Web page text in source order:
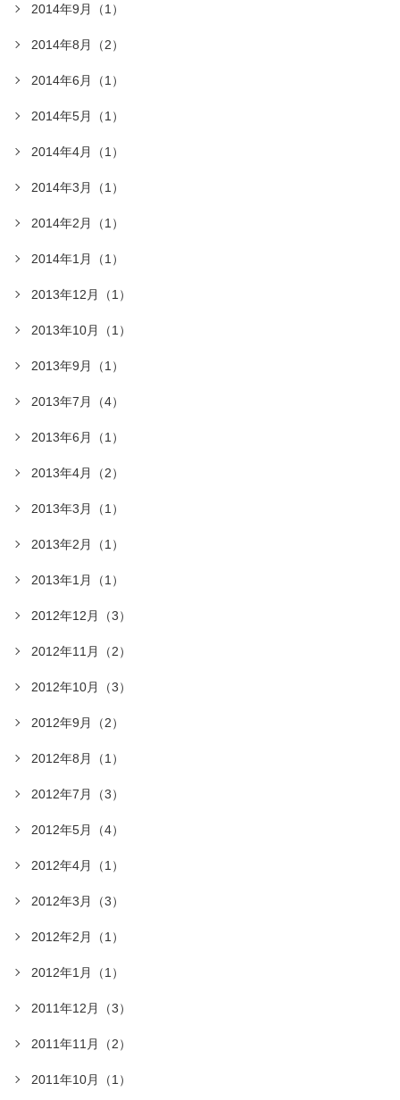
2014年9月（1）
2014年8月（2）
2014年6月（1）
2014年5月（1）
2014年4月（1）
2014年3月（1）
2014年2月（1）
2014年1月（1）
2013年12月（1）
2013年10月（1）
2013年9月（1）
2013年7月（4）
2013年6月（1）
2013年4月（2）
2013年3月（1）
2013年2月（1）
2013年1月（1）
2012年12月（3）
2012年11月（2）
2012年10月（3）
2012年9月（2）
2012年8月（1）
2012年7月（3）
2012年5月（4）
2012年4月（1）
2012年3月（3）
2012年2月（1）
2012年1月（1）
2011年12月（3）
2011年11月（2）
2011年10月（1）